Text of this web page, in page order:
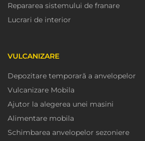
Repararea sistemului de franare
Lucrari de interior
VULCANIZARE
Depozitare temporară a anvelopelor
Vulcanizare Mobila
Ajutor la alegerea unei masini
Alimentare mobila
Schimbarea anvelopelor sezoniere